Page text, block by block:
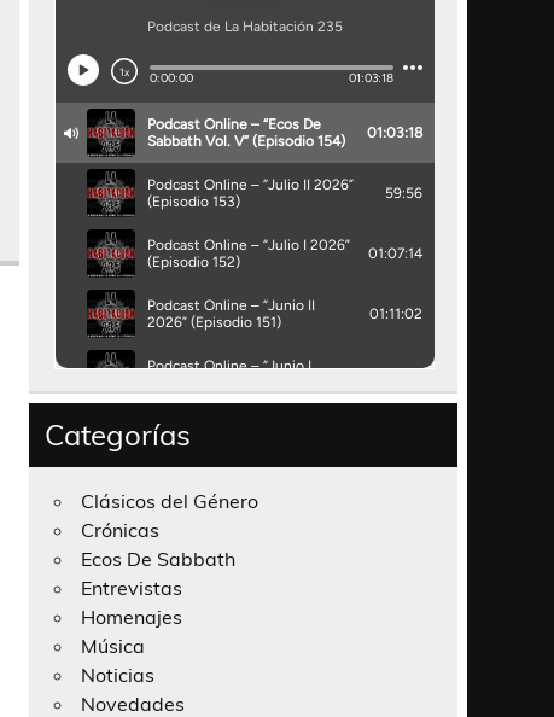
Categorías
Clásicos del Género
Crónicas
Ecos De Sabbath
Entrevistas
Homenajes
Música
Noticias
Novedades